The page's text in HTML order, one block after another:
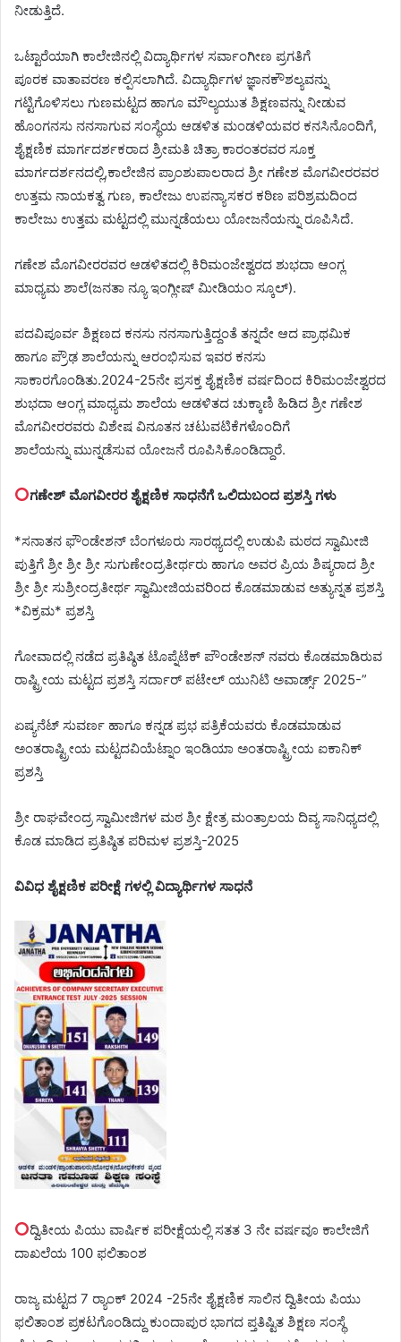
ನೀಡುತ್ತಿದೆ.
ಒಟ್ಟಾರೆಯಾಗಿ ಕಾಲೇಜಿನಲ್ಲಿ ವಿದ್ಯಾರ್ಥಿಗಳ ಸರ್ವಾಂಗೀಣ ಪ್ರಗತಿಗೆ
ಪೂರಕ ವಾತಾವರಣ ಕಲ್ಪಿಸಲಾಗಿದೆ. ವಿದ್ಯಾರ್ಥಿಗಳ ಜ್ಞಾನಕೌಶಲ್ಯವನ್ನು
ಗಟ್ಟಿಗೊಳಿಸಲು ಗುಣಮಟ್ಟದ ಹಾಗೂ ಮೌಲ್ಯಯುತ ಶಿಕ್ಷಣವನ್ನು ನೀಡುವ
ಹೊಂಗನಸು ನನಸಾಗುವ ಸಂಸ್ಥೆಯ ಆಡಳಿತ ಮಂಡಳಿಯವರ ಕನಸಿನೊಂದಿಗೆ,
ಶೈಕ್ಷಣಿಕ ಮಾರ್ಗದರ್ಶಕರಾದ ಶ್ರೀಮತಿ ಚಿತ್ರಾ ಕಾರಂತರವರ ಸೂಕ್ತ
ಮಾರ್ಗದರ್ಶನದಲ್ಲಿ,ಕಾಲೇಜಿನ ಪ್ರಾಂಶುಪಾಲರಾದ ಶ್ರೀ ಗಣೇಶ ಮೊಗವೀರರವರ
ಉತ್ತಮ ನಾಯಕತ್ವ ಗುಣ, ಕಾಲೇಜು ಉಪನ್ಯಾಸಕರ ಕಠಿಣ ಪರಿಶ್ರಮದಿಂದ
ಕಾಲೇಜು ಉತ್ತಮ ಮಟ್ಟದಲ್ಲಿ ಮುನ್ನಡೆಯಲು ಯೋಜನೆಯನ್ನು ರೂಪಿಸಿದೆ.
ಗಣೇಶ ಮೊಗವೀರರವರ ಆಡಳಿತದಲ್ಲಿ ಕಿರಿಮಂಜೇಶ್ವರದ ಶುಭದಾ ಆಂಗ್ಲ
ಮಾಧ್ಯಮ ಶಾಲೆ(ಜನತಾ ನ್ಯೂ ಇಂಗ್ಲೀಷ್ ಮೀಡಿಯಂ ಸ್ಕೂಲ್).
ಪದವಿಪೂರ್ವ ಶಿಕ್ಷಣದ ಕನಸು ನನಸಾಗುತ್ತಿದ್ದಂತೆ ತನ್ನದೇ ಆದ ಪ್ರಾಥಮಿಕ
ಹಾಗೂ ಪ್ರೌಢ ಶಾಲೆಯನ್ನು ಆರಂಭಿಸುವ ಇವರ ಕನಸು
ಸಾಕಾರಗೊಂಡಿತು.2024-25ನೇ ಪ್ರಸಕ್ತ ಶೈಕ್ಷಣಿಕ ವರ್ಷದಿಂದ ಕಿರಿಮಂಜೇಶ್ವರದ
ಶುಭದಾ ಆಂಗ್ಲ ಮಾಧ್ಯಮ ಶಾಲೆಯ ಆಡಳಿತದ ಚುಕ್ಕಾಣಿ ಹಿಡಿದ ಶ್ರೀ ಗಣೇಶ
ಮೊಗವೀರರವರು ವಿಶೇಷ ವಿನೂತನ ಚಟುವಟಿಕೆಗಳೊಂದಿಗೆ
ಶಾಲೆಯನ್ನು ಮುನ್ನಡೆಸುವ ಯೋಜನೆ ರೂಪಿಸಿಕೊಂಡಿದ್ದಾರೆ.
ಗಣೇಶ್ ಮೊಗವೀರರ ಶೈಕ್ಷಣಿಕ ಸಾಧನೆಗೆ ಒಲಿದುಬಂದ ಪ್ರಶಸ್ತಿ ಗಳು
*ಸನಾತನ ಫೌಂಡೇಶನ್ ಬೆಂಗಳೂರು ಸಾರಥ್ಯದಲ್ಲಿ ಉಡುಪಿ ಮಠದ ಸ್ವಾಮೀಜಿ
ಪುತ್ತಿಗೆ ಶ್ರೀ ಶ್ರೀ ಶ್ರೀ ಸುಗುಣೇಂದ್ರತೀರ್ಥರು ಹಾಗೂ ಅವರ ಪ್ರಿಯ ಶಿಷ್ಯರಾದ ಶ್ರೀ
ಶ್ರೀ ಶ್ರೀ ಸುಶ್ರೀಂದ್ರತೀರ್ಥ ಸ್ವಾಮೀಜಿಯವರಿಂದ ಕೊಡಮಾಡುವ ಅತ್ಯುನ್ನತ ಪ್ರಶಸ್ತಿ
*ವಿಕ್ರಮ* ಪ್ರಶಸ್ತಿ
ಗೋವಾದಲ್ಲಿ ನಡೆದ ಪ್ರತಿಷ್ಠಿತ ಟೊಪ್ನೆಟೆಕ್ ಪೌಂಡೇಶನ್ ನವರು ಕೊಡಮಾಡಿರುವ
ರಾಷ್ಟ್ರೀಯ ಮಟ್ಟದ ಪ್ರಶಸ್ತಿ ಸರ್ದಾರ್ ಪಟೇಲ್ ಯುನಿಟಿ ಅವಾರ್ಡ್ಸ್ 2025-”
ಏಷ್ಯನೆಟ್ ಸುವರ್ಣ ಹಾಗೂ ಕನ್ನಡ ಪ್ರಭ ಪತ್ರಿಕೆಯವರು ಕೊಡಮಾಡುವ
ಅಂತರಾಷ್ಟ್ರೀಯ ಮಟ್ಟದವಿಯೆಟ್ನಾಂ ಇಂಡಿಯಾ ಅಂತರಾಷ್ಟ್ರೀಯ ಐಕಾನಿಕ್
ಪ್ರಶಸ್ತಿ
ಶ್ರೀ ರಾಘವೇಂದ್ರ ಸ್ವಾಮೀಜಿಗಳ ಮಠ ಶ್ರೀ ಕ್ಷೇತ್ರ ಮಂತ್ರಾಲಯ ದಿವ್ಯ ಸಾನಿಧ್ಯದಲ್ಲಿ
ಕೊಡ ಮಾಡಿದ ಪ್ರತಿಷ್ಠಿತ ಪರಿಮಳ ಪ್ರಶಸ್ತಿ-2025
ವಿವಿಧ ಶೈಕ್ಷಣಿಕ ಪರೀಕ್ಷೆ ಗಳಲ್ಲಿ ವಿದ್ಯಾರ್ಥಿಗಳ ಸಾಧನೆ
ದ್ವಿತೀಯ ಪಿಯು ವಾರ್ಷಿಕ ಪರೀಕ್ಷೆಯಲ್ಲಿ ಸತತ 3 ನೇ ವರ್ಷವೂ ಕಾಲೇಜಿಗೆ
ದಾಖಲೆಯ 100 ಫಲಿತಾಂಶ
ರಾಜ್ಯ ಮಟ್ಟದ 7 ರ‍್ಯಾಂಕ್ 2024 -25ನೇ ಶೈಕ್ಷಣಿಕ ಸಾಲಿನ ದ್ವಿತೀಯ ಪಿಯು
ಫಲಿತಾಂಶ ಪ್ರಕಟಗೊಂಡಿದ್ದು ಕುಂದಾಪುರ ಭಾಗದ ಪ್ತತಿಷ್ಟಿತ ಶಿಕ್ಷಣ ಸಂಸ್ಥೆ